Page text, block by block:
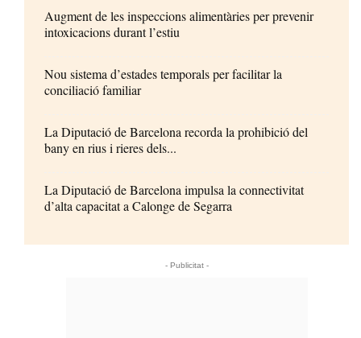
Augment de les inspeccions alimentàries per prevenir
intoxicacions durant l’estiu
Nou sistema d’estades temporals per facilitar la
conciliació familiar
La Diputació de Barcelona recorda la prohibició del
bany en rius i rieres dels...
La Diputació de Barcelona impulsa la connectivitat
d’alta capacitat a Calonge de Segarra
- Publicitat -